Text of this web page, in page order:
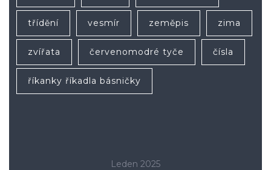
třídění vesmír zeměpis zima
zvířata červenomodré tyče čísla
říkanky říkadla básničky
Leden 2025